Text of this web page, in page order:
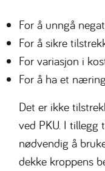
For å unngå
For å sikre
For variasjon i
For å ha et
Det er ikke
ved PKU. I tillegg
nødvendig å
dekke kroppens